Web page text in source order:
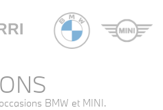
BMW et MINI.